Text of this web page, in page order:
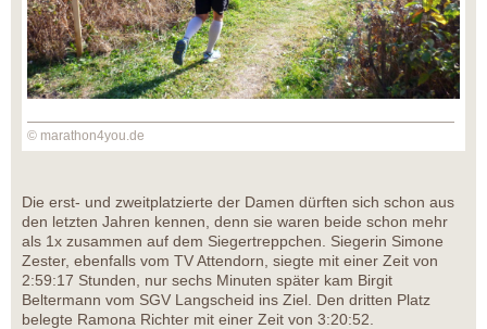
© marathon4you.de
Die erst- und zweitplatzierte der Damen dürften sich schon aus
den letzten Jahren kennen, denn sie waren beide schon mehr
als 1x zusammen auf dem Siegertreppchen. Siegerin Simone
Zester, ebenfalls vom TV Attendorn, siegte mit einer Zeit von
2:59:17 Stunden, nur sechs Minuten später kam Birgit
Beltermann vom SGV Langscheid ins Ziel. Den dritten Platz
belegte Ramona Richter mit einer Zeit von 3:20:52.